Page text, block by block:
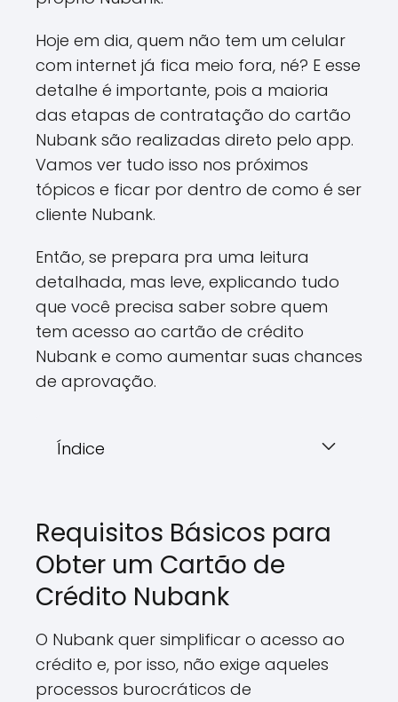
Hoje em dia, quem não tem um celular
com internet já fica meio fora, né? E esse
detalhe é importante, pois a maioria
das etapas de contratação do cartão
Nubank são realizadas direto pelo app.
Vamos ver tudo isso nos próximos
tópicos e ficar por dentro de como é ser
cliente Nubank.
Então, se prepara pra uma leitura
detalhada, mas leve, explicando tudo
que você precisa saber sobre quem
tem acesso ao cartão de crédito
Nubank e como aumentar suas chances
de aprovação.
Índice
Requisitos Básicos para
Obter um Cartão de
Crédito Nubank
O Nubank quer simplificar o acesso ao
crédito e, por isso, não exige aqueles
processos burocráticos de